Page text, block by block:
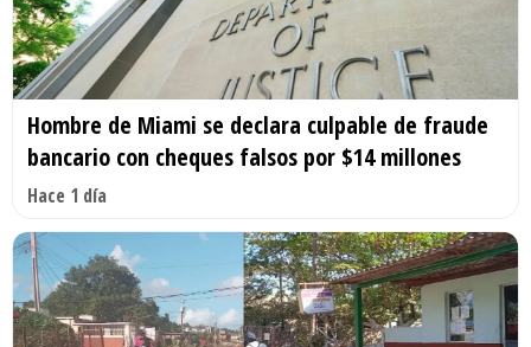
Hombre de Miami se declara culpable de fraude
bancario con cheques falsos por $14 millones
Hace 1 día